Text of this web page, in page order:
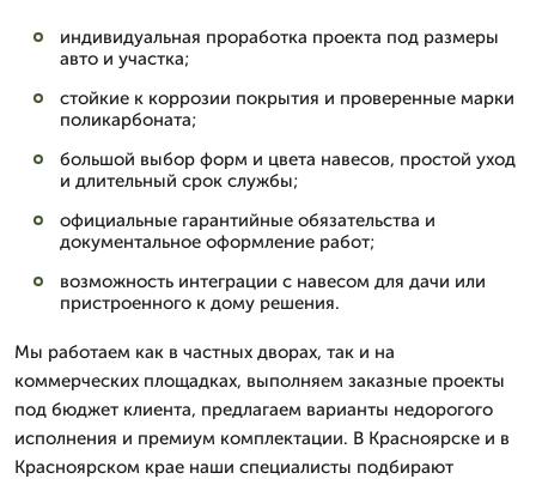
индивидуальная проработка проекта под размеры
авто и участка;
стойкие к коррозии покрытия и проверенные марки
поликарбоната;
большой выбор форм и цвета навесов, простой уход
и длительный срок службы;
официальные гарантийные обязательства и
документальное оформление работ;
возможность интеграции с навесом для дачи или
пристроенного к дому решения.
Мы работаем как в частных дворах, так и на
коммерческих площадках, выполняем заказные проекты
под бюджет клиента, предлагаем варианты недорогого
исполнения и премиум комплектации. В Красноярске и в
Красноярском крае наши специалисты подбирают